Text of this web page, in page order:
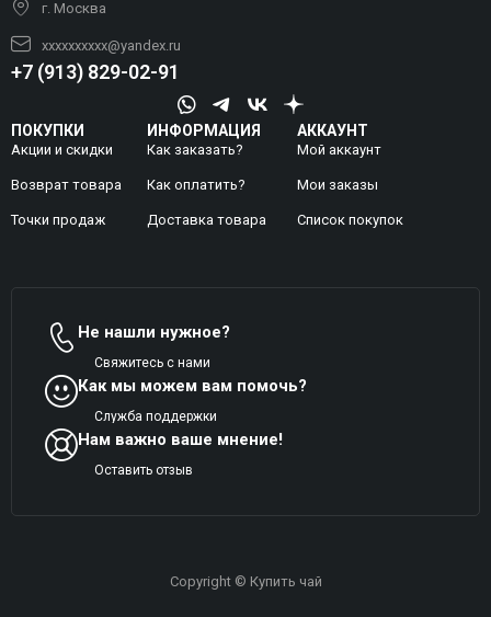
г. Москва
xxxxxxxxxx@yandex.ru
+7 (913) 829-02-91
ПОКУПКИ
Акции и скидки
Возврат товара
Точки продаж
ИНФОРМАЦИЯ
Как заказать?
Как оплатить?
Доставка товара
АККАУНТ
Мой аккаунт
Mои заказы
Список покупок
Не нашли нужное?
Свяжитесь с нами
Как мы можем вам помочь?
Служба поддержки
Нам важно ваше мнение!
Оставить отзыв
Copyright © Купить чай